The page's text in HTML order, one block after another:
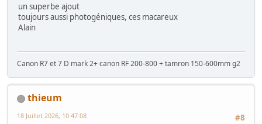
un superbe ajout
toujours aussi photogéniques, ces macareux
Alain
Canon R7 et 7 D mark 2+ canon RF 200-800 + tamron 150-600mm g2
thieum
#8
18 Juillet 2026, 10:47:08